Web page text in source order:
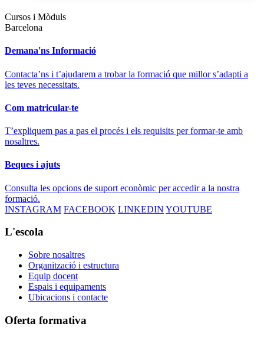
Cursos i Mòduls
Barcelona
Demana'ns Informació
Contacta’ns i t’ajudarem a trobar la formació que millor s’adapti a
les teves necessitats.
Com matricular-te
T’expliquem pas a pas el procés i els requisits per formar-te amb
nosaltres.
Beques i ajuts
Consulta les opcions de suport econòmic per accedir a la nostra
formació.
INSTAGRAM FACEBOOK LINKEDIN YOUTUBE
L'escola
Sobre nosaltres
Organització i estructura
Equip docent
Espais i equipaments
Ubicacions i contacte
Oferta formativa